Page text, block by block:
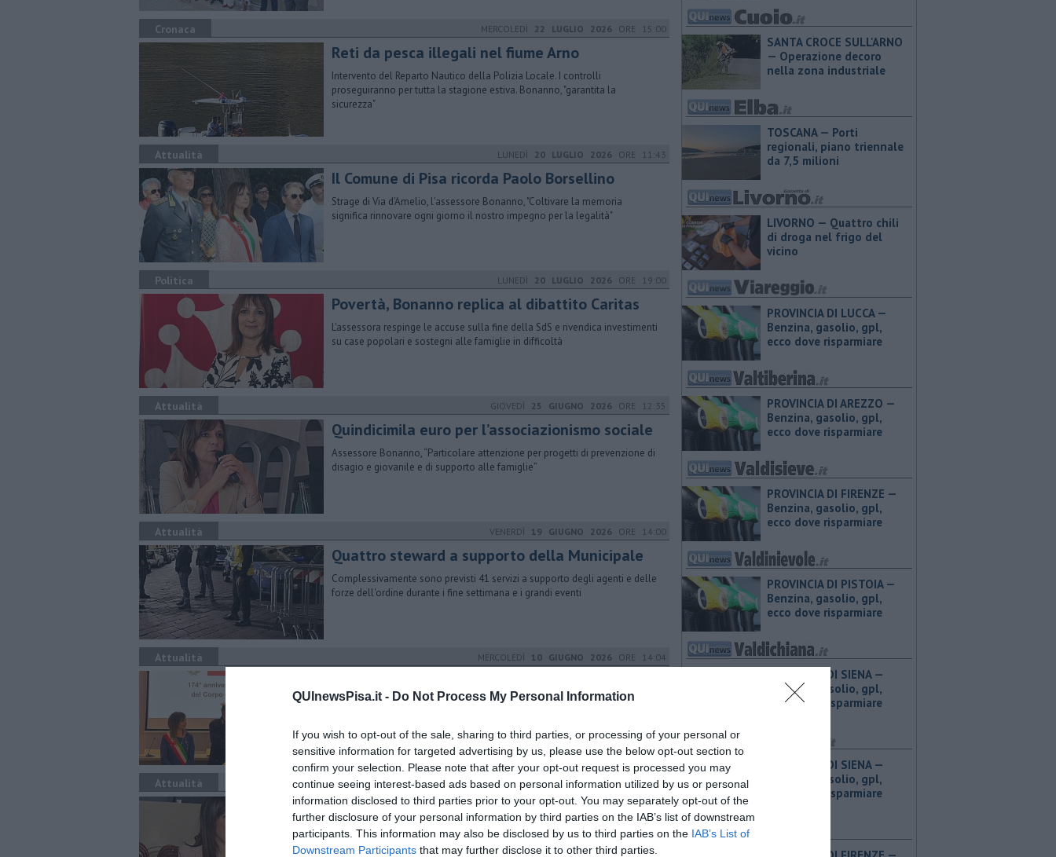
QUInewsPisa.it - Do Not Process My Personal Information
If you wish to opt-out of the sale, sharing to third parties, or processing of your personal or
sensitive information for targeted advertising by us, please use the below opt-out section to
confirm your selection. Please note that after your opt-out request is processed you may
continue seeing interest-based ads based on personal information utilized by us or personal
information disclosed to third parties prior to your opt-out. You may separately opt-out of the
further disclosure of your personal information by third parties on the IAB’s list of downstream
participants. This information may also be disclosed by us to third parties on the IAB’s List of
Downstream Participants that may further disclose it to other third parties.
Cronaca MERCOLEDÌ 22 LUGLIO 2026 ORE 15:00
Reti da pesca illegali nel fiume Arno
Intervento del Reparto Nautico della Polizia Locale. I controlli
proseguiranno per tutta la stagione estiva. Bonanno, "garantita la
sicurezza"
Attualità LUNEDÌ 20 LUGLIO 2026 ORE 11:43
Il Comune di Pisa ricorda Paolo Borsellino
Strage di Via d'Amelio, l'assessore Bonanno, "Coltivare la memoria
significa rinnovare ogni giorno il nostro impegno per la legalità"
Politica LUNEDÌ 20 LUGLIO 2026 ORE 19:00
Povertà, Bonanno replica al dibattito Caritas
L'assessora respinge le accuse sulla fine della SdS e rivendica investimenti
su case popolari e sostegni alle famiglie in difficoltà
Attualità GIOVEDÌ 25 GIUGNO 2026 ORE 12:35
Quindicimila euro per l’associazionismo sociale
Assessore Bonanno, “Particolare attenzione per progetti di prevenzione di
disagio e giovanile e di supporto alle famiglie”
Attualità VENERDÌ 19 GIUGNO 2026 ORE 14:00
Quattro steward a supporto della Municipale
Complessivamente sono previsti 41 servizi a supporto degli agenti e delle
forze dell'ordine durante i fine settimana e i grandi eventi
Attualità MERCOLEDÌ 10 GIUGNO 2026 ORE 14:04
Presentati i dati dell’attività 2025. Assessore Bonanno, "Un’occasione per
Attualità MARTEDÌ09 GIUGNO 2026ORE 12:30
Sociale, approvato in Giunta “Bici solidale"
Così l'assessore Giovanna Bonanno, “Un’azione concreta per trasformare
bici abbandonate in uno strumento di autonomia e inclusione”
SANTA CROCE SULL'ARNO
— Operazione decoro
nella zona industriale
TOSCANA — Porti
regionali, piano triennale
da 7,5 milioni
LIVORNO — Quattro chili
di droga nel frigo del
vicino
PROVINCIA DI LUCCA — ​
Benzina, gasolio, gpl,
ecco dove risparmiare
PROVINCIA DI AREZZO — ​
Benzina, gasolio, gpl,
ecco dove risparmiare
PROVINCIA DI FIRENZE — ​
Benzina, gasolio, gpl,
ecco dove risparmiare
PROVINCIA DI PISTOIA — ​
Benzina, gasolio, gpl,
ecco dove risparmiare
PROVINCIA DI SIENA — ​
Benzina, gasolio, gpl,
ecco dove risparmiare
PROVINCIA DI SIENA — ​
Benzina, gasolio, gpl,
ecco dove risparmiare